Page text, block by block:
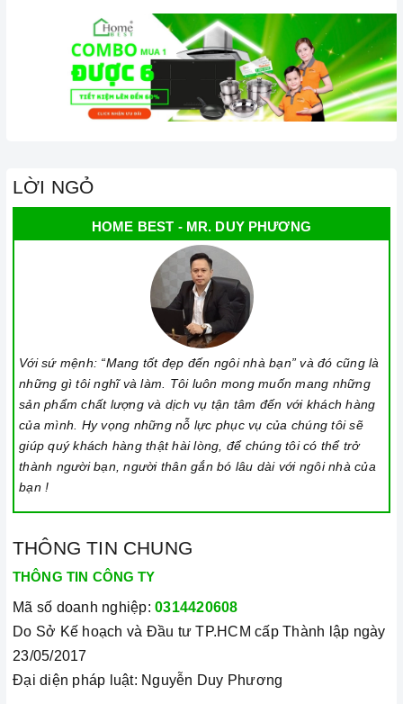
LỜI NGỎ
HOME BEST - MR. DUY PHƯƠNG
Với sứ mệnh: “Mang tốt đẹp đến ngôi nhà bạn” và đó cũng là
những gì tôi nghĩ và làm. Tôi luôn mong muốn mang những
sản phẩm chất lượng và dịch vụ tận tâm đến với khách hàng
của mình. Hy vọng những nỗ lực phục vụ của chúng tôi sẽ
giúp quý khách hàng thật hài lòng, để chúng tôi có thể trở
thành người bạn, người thân gắn bó lâu dài với ngôi nhà của
bạn !
THÔNG TIN CHUNG
THÔNG TIN CÔNG TY
Mã số doanh nghiệp: 0314420608
Do Sở Kế hoạch và Đầu tư TP.HCM cấp Thành lập ngày
23/05/2017
Đại diện pháp luật: Nguyễn Duy Phương